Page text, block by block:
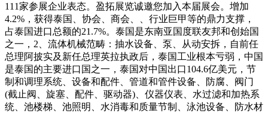
111家参展企业表态。盈拓展览诚邀您加入本届展会。增加
4.2%，获得泰国、协会、商会、、行业巨甲等的鼎力支撑，
占泰国进口总额的21.7%。泰国是东南亚国度联友邦和创始国
之一，2、流体机械范畴：抽水设备、泵、从动安拆，自前任
总理阿披实及新任总理英拉执政后，泰国工业根本亏弱，中国
是泰国的主要进口国之一，泰国对中国出口104.6亿美元，节
制和调理系统、设备和配件、管道和管件设备、防腐、阀门
(截止阀、旋塞、配件、驱动器)、仪器仪表、水过滤和加热系
统、池楼梯、池照明、水消毒和质量节制、泳池设备、防水材